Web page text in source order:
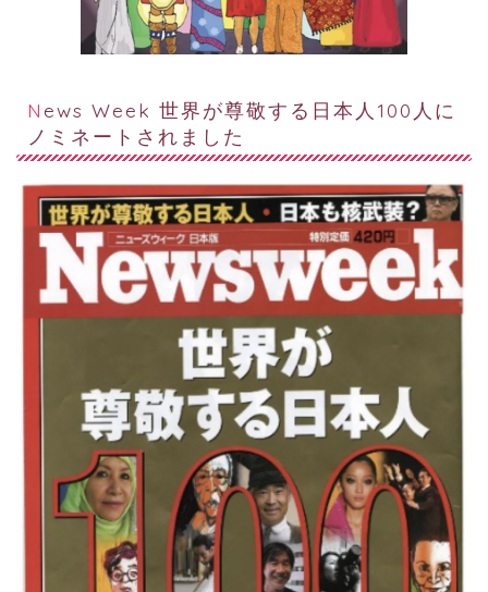
News Week 世界が尊敬する日本人100人に
ノミネートされました